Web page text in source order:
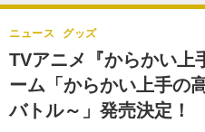
ゲーム・アプリ
グッズ
声優
特集一覧
ラキりす
連載マンガ
連載マンガ一覧
番組・動画一覧
動画
連載・ブログ
連載・ブログ一覧
TVアニメ『からかい上
ーム「からかい上手の
バトル～」発売決定！
ニュース グッズ